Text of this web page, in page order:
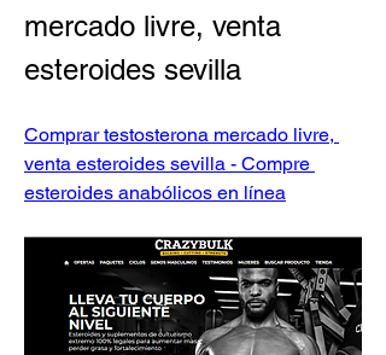
mercado livre, venta
esteroides sevilla
Comprar testosterona mercado livre,
venta esteroides sevilla - Compre
esteroides anabólicos en línea